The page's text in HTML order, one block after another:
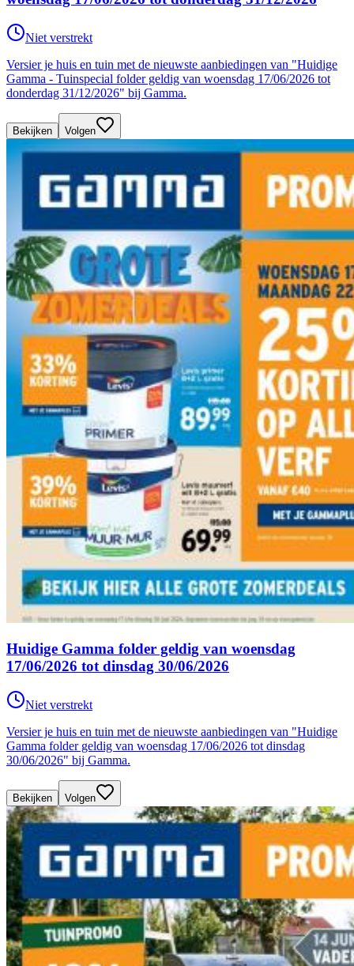
Niet verstrekt
Versier je huis en tuin met de nieuwste aanbiedingen van "Huidige
Gamma - Tuinspecial folder geldig van woensdag 17/06/2026 tot
donderdag 31/12/2026" bij Gamma.
Bekijken Volgen
Huidige Gamma folder geldig van woensdag
17/06/2026 tot dinsdag 30/06/2026
Niet verstrekt
Versier je huis en tuin met de nieuwste aanbiedingen van "Huidige
Gamma folder geldig van woensdag 17/06/2026 tot dinsdag
30/06/2026" bij Gamma.
Bekijken Volgen